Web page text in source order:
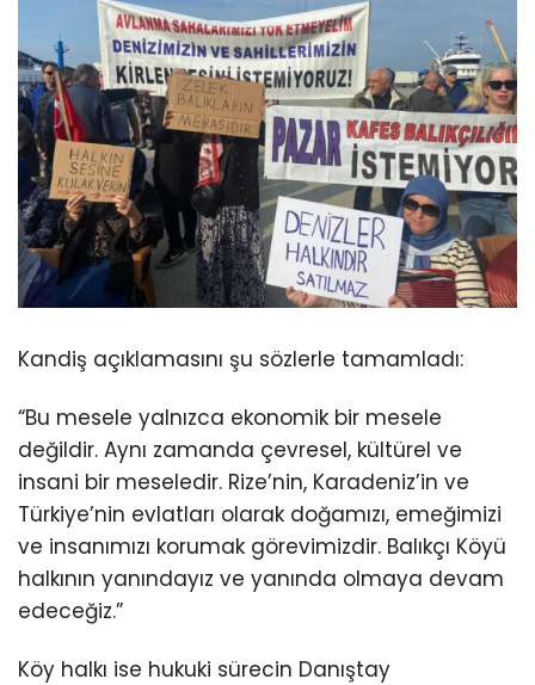
Kandiş açıklamasını şu sözlerle tamamladı:
“Bu mesele yalnızca ekonomik bir mesele
değildir. Aynı zamanda çevresel, kültürel ve
insani bir meseledir. Rize’nin, Karadeniz’in ve
Türkiye’nin evlatları olarak doğamızı, emeğimizi
ve insanımızı korumak görevimizdir. Balıkçı Köyü
halkının yanındayız ve yanında olmaya devam
edeceğiz.”
Köy halkı ise hukuki sürecin Danıştay